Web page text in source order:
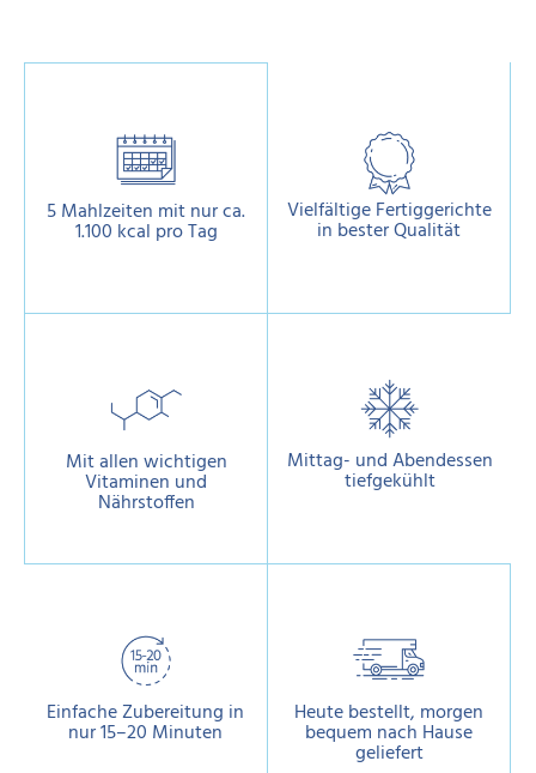
5 Mahlzeiten mit nur ca.
1.100 kcal pro Tag
Vielfältige Fertiggerichte
in bester Qualität
Mit allen wichtigen
Vitaminen und
Nährstoffen
Mittag- und Abendessen
tiefgekühlt
Einfache Zubereitung in
nur 15–20 Minuten
Heute bestellt, morgen
bequem nach Hause
geliefert